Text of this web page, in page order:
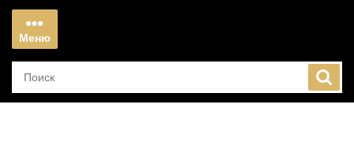
Перейти
содержимому
Меню
Меню